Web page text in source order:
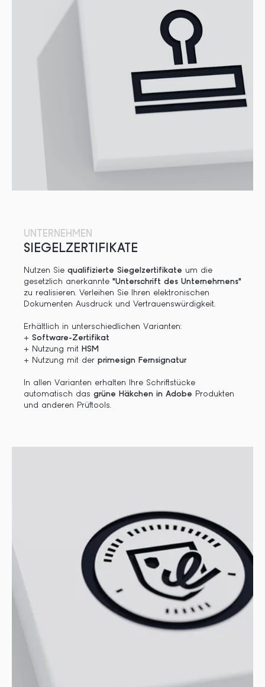
UNTERNEHMEN
SIEGELZERTIFIKATE
Nutzen Sie qualifizierte Siegelzertifikate um die
gesetzlich anerkannte "Unterschrift des Unternehmens"
zu realisieren. Verleihen Sie Ihren elektronischen
Dokumenten Ausdruck und Vertrauenswürdigkeit.
Erhältlich in unterschiedlichen Varianten:
+ Software-Zertifikat
+ Nutzung mit HSM
+ Nutzung mit der primesign Fernsignatur
In allen Varianten erhalten Ihre Schriftstücke
automatisch das grüne Häkchen in Adobe Produkten
und anderen Prüftools.